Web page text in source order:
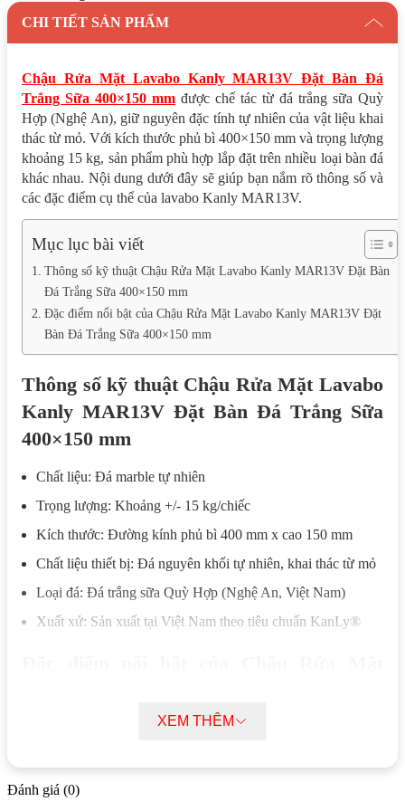
CHI TIẾT SẢN PHẨM
Chậu Rửa Mặt Lavabo Kanly MAR13V Đặt Bàn Đá
Trắng Sữa 400×150 mm được chế tác từ đá trắng sữa Quỳ
Hợp (Nghệ An), giữ nguyên đặc tính tự nhiên của vật liệu khai
thác từ mỏ. Với kích thước phủ bì 400×150 mm và trọng lượng
khoảng 15 kg, sản phẩm phù hợp lắp đặt trên nhiều loại bàn đá
khác nhau. Nội dung dưới đây sẽ giúp bạn nắm rõ thông số và
các đặc điểm cụ thể của lavabo Kanly MAR13V.
Mục lục bài viết
Thông số kỹ thuật Chậu Rửa Mặt Lavabo Kanly MAR13V Đặt Bàn
Đá Trắng Sữa 400×150 mm
Đặc điểm nổi bật của Chậu Rửa Mặt Lavabo Kanly MAR13V Đặt
Bàn Đá Trắng Sữa 400×150 mm
Thông số kỹ thuật Chậu Rửa Mặt Lavabo
Kanly MAR13V Đặt Bàn Đá Trắng Sữa
400×150 mm
Chất liệu: Đá marble tự nhiên
Trọng lượng: Khoảng +/- 15 kg/chiếc
Kích thước: Đường kính phủ bì 400 mm x cao 150 mm
Chất liệu thiết bị: Đá nguyên khối tự nhiên, khai thác từ mỏ
Loại đá: Đá trắng sữa Quỳ Hợp (Nghệ An, Việt Nam)
Xuất xứ: Sản xuất tại Việt Nam theo tiêu chuẩn KanLy®
Trắng Sữa 400×150 mm
nhiên. Phương pháp gia công này giúp giữ nguyên cấu trúc vật
XEM THÊM
Đánh giá (0)